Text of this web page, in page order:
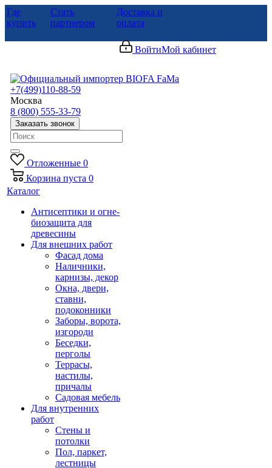
Где
купить
Стать
партнером
Доставка и
оплата
ВойтиМой кабинет
+7(499)110-88-59
Москва
8 (800) 555-33-79
Заказать звонок
Отложенные 0
Корзина пуста 0
Каталог
Антисептики и огне-
биозащита для
древесины
Для внешних работ
Фасад дома
Наличники,
карнизы, декор
Окна, двери,
ставни,
подоконники
Заборы, ворота,
изгороди
Беседки,
перголы
Террасы,
настилы,
причалы
Садовая мебель
Для внутренних
работ
Стены и
потолки
Пол, паркет,
лестницы